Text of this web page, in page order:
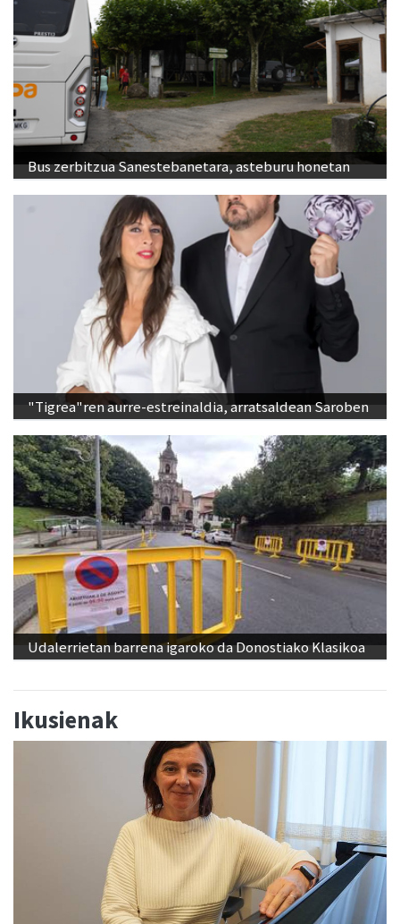
Bus zerbitzua Sanestebanetara, asteburu honetan
"Tigrea"ren aurre-estreinaldia, arratsaldean Saroben
Udalerrietan barrena igaroko da Donostiako Klasikoa
Ikusienak